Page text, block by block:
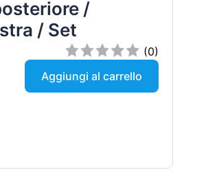
/
/ Set
(0)
Aggiungi al carrello